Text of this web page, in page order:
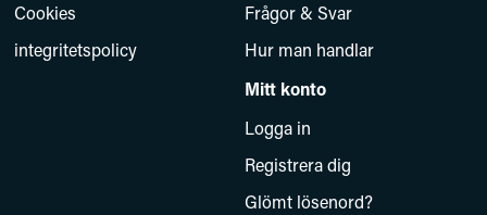
Cookies
integritetspolicy
Frågor & Svar
Hur man handlar
Mitt konto
Logga in
Registrera dig
Glömt lösenord?